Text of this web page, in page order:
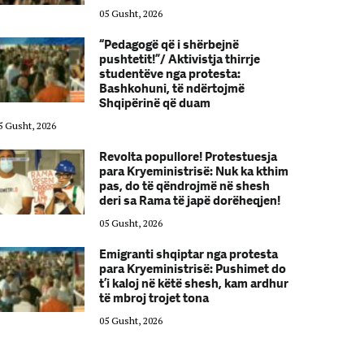
05 Gusht, 2026
“Pedagogë që i shërbejnë
pushtetit!”/ Aktivistja thirrje
studentëve nga protesta:
Bashkohuni, të ndërtojmë
Shqipërinë që duam
Gusht, 2026
Revolta popullore! Protestuesja
para Kryeministrisë: Nuk ka kthim
pas, do të qëndrojmë në shesh
deri sa Rama të japë dorëheqjen!
05 Gusht, 2026
Emigranti shqiptar nga protesta
para Kryeministrisë: Pushimet do
t’i kaloj në këtë shesh, kam ardhur
të mbroj trojet tona
05 Gusht, 2026